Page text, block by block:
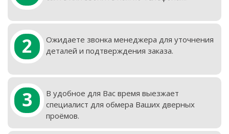
2
Ожидаете звонка менеджера для уточнения
деталей и подтверждения заказа.
3
В удобное для Вас время выезжает
специалист для обмера Ваших дверных
проёмов.